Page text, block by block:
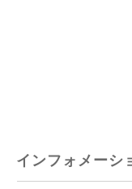
インフォメーシ